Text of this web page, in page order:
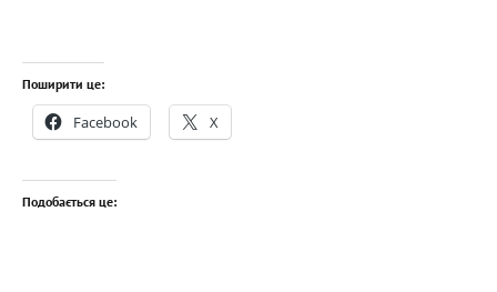
Поширити це:
Facebook X
Подобається це: